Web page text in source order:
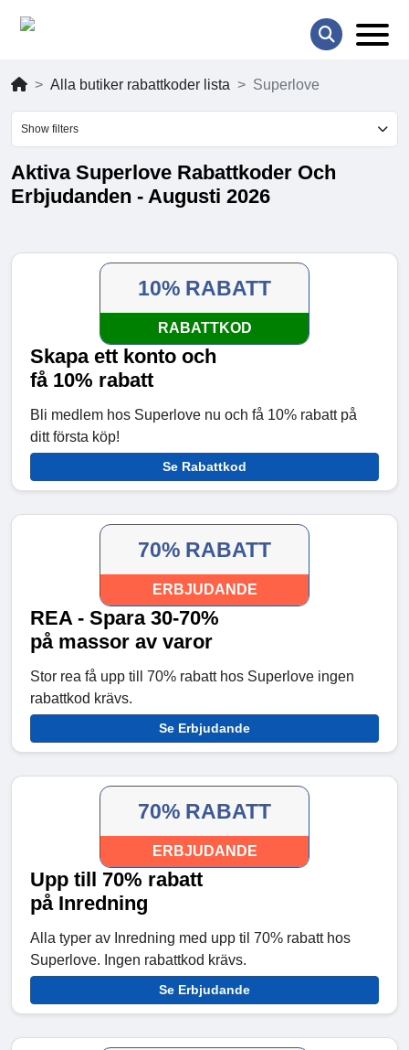
Alla butiker rabattkoder lista Superlove
Show filters
Aktiva Superlove Rabattkoder Och
Erbjudanden - Augusti 2026
10% RABATT
RABATTKOD
Skapa ett konto och
få 10% rabatt
Bli medlem hos Superlove nu och få 10% rabatt på
ditt första köp!
Se Rabattkod
70% RABATT
ERBJUDANDE
REA - Spara 30-70%
på massor av varor
Stor rea få upp till 70% rabatt hos Superlove ingen
rabattkod krävs.
Se Erbjudande
70% RABATT
ERBJUDANDE
Upp till 70% rabatt
på Inredning
Alla typer av Inredning med upp til 70% rabatt hos
Superlove. Ingen rabattkod krävs.
Se Erbjudande